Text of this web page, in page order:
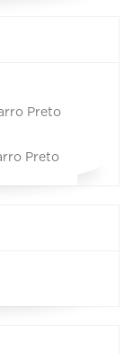
Preto
Preto